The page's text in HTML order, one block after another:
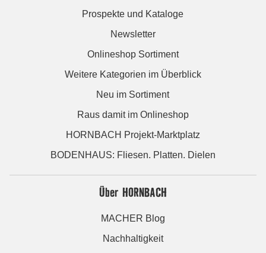
Prospekte und Kataloge
Newsletter
Onlineshop Sortiment
Weitere Kategorien im Überblick
Neu im Sortiment
Raus damit im Onlineshop
HORNBACH Projekt-Marktplatz
BODENHAUS: Fliesen. Platten. Dielen
Über HORNBACH
MACHER Blog
Nachhaltigkeit